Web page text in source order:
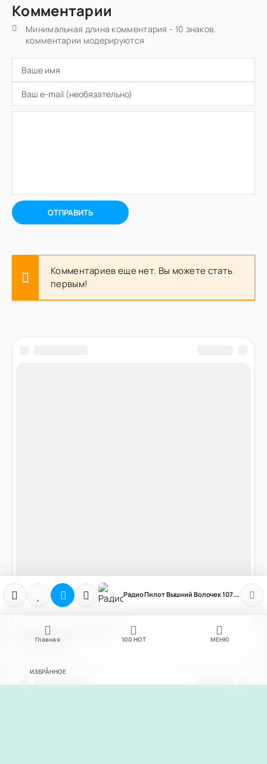
Комментарии
Минимальная длина комментария - 10 знаков.
комментарии модерируются
ОТПРАВИТЬ
Комментариев еще нет. Вы можете стать
первым!
Главная 100 НОТ МЕНЮ
ИЗБРАННОЕ
Радио Пилот Вышний Волочек 107.0 FM